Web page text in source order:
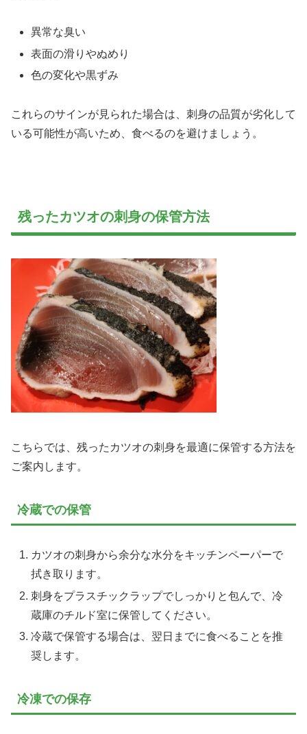
異常な臭い
表面の滑りやぬめり
色の変化や黒ずみ
これらのサインが見られた場合は、刺身の品質が劣化して
いる可能性が高いため、食べるのを避けましょう。
残ったカツオの刺身の保管方法
こちらでは、残ったカツオの刺身を最適に保管する方法を
ご案内します。
冷蔵での保管
カツオの刺身から余分な水分をキッチンペーパーで
拭き取ります。
刺身をプラスチックラップでしっかりと包んで、冷
蔵庫のチルド室に保管してください。
冷蔵で保管する場合は、翌日までに食べることを推
奨します。
冷凍での保存